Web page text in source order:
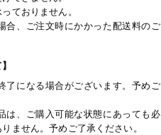
ておりません。
合、ご注文時にかかった配送料のご
了になる場合がございます。予めご
は、ご購入可能な状態にあっても必
ません。予めご了承ください。